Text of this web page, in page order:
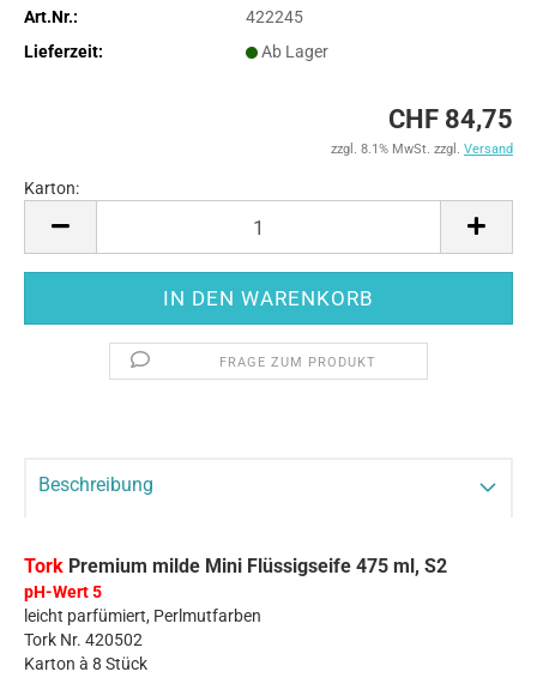
Art.Nr.:
422245
Lieferzeit:
Ab Lager
CHF 84,75
zzgl. 8.1% MwSt. zzgl. Versand
Karton:
FRAGE ZUM PRODUKT
Beschreibung
Tork Premium milde Mini Flüssigseife 475 ml, S2
pH-Wert 5
leicht parfümiert, Perlmutfarben
Tork Nr. 420502
Karton à 8 Stück